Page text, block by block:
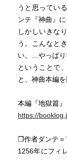
うと思ってい
ンテ『神曲』に
しかしいきな
う。こんなと
い。…やっぱり
ということで
と、神曲本編
本編『地獄篇』
https://
❐作者ダンテ＝
1256年にフィ